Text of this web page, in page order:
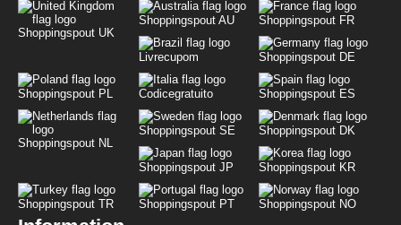
Shoppingspout UK
Shoppingspout AU Shoppingspout FR
Livrecupom Shoppingspout DE
Shoppingspout PL Codicegratuito Shoppingspout ES
Shoppingspout NL
Shoppingspout SE Shoppingspout DK
Shoppingspout JP Shoppingspout KR
Shoppingspout TR Shoppingspout PT Shoppingspout NO